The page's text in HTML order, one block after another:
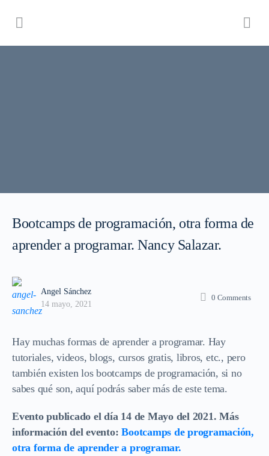
Bootcamps de programación, otra forma de
aprender a programar. Nancy Salazar.
Angel Sánchez
14 mayo, 2021
0 Comments
Hay muchas formas de aprender a programar. Hay
tutoriales, videos, blogs, cursos gratis, libros, etc., pero
también existen los bootcamps de programación, si no
sabes qué son, aquí podrás saber más de este tema.
Evento publicado el día 14 de Mayo del 2021. Más
información del evento: Bootcamps de programación,
otra forma de aprender a programar.